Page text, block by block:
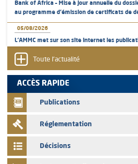
Bank of Africa – Mise à jour annuelle du
au programme d'émission de certificats de
05/08/2026
L’AMMC met sur son site internet les
04/08/2026
L’AMMC met sur son site internet les
émetteurs en date du 4 août 2026
03/08/2026
Saham Bank – Mise à jour annuelle du
programme d'émission de certificats de dépôt
L’AMMC met sur son site internet les
Toute l'actualité
ACCÈS RAPIDE
Publications
Réglementation
Décisions